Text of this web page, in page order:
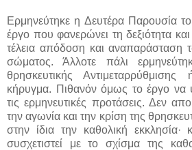
Ερμηνεύτηκε η Δευτέρα Παρουσία
έργο που φανερώνει τη δεξιότητα και
τέλεια απόδοση και αναπαράσταση
σώματος. Άλλοτε πάλι
θρησκευτικής
κήρυγμα. Πιθανόν όμως το έργο να
τις ερμηνευτικές προτάσεις. Δεν
την αγωνία και την κρίση της
στην ίδια την καθολική
συσχετιστεί με το σχίσμα της